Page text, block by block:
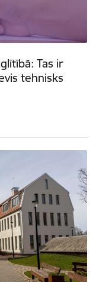
Tas ir
tehnisks